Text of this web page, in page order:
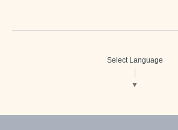
Select Language
▼